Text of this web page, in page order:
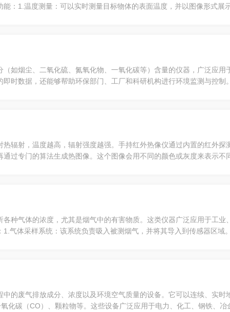
：1.温度测量：可以实时测量目标物体的表面温度，并以图像形式展
如烟尘、二氧化硫、氮氧化物、一氧化碳等）含量的仪器，广泛应用
时数据，还能够帮助环保部门、工厂和科研机构进行环境监测与控
辐射，温度越高，辐射强度越强。手持红外热像仪通过内置的红外
过专门的算法生成热图像。这个图像会用不同的颜色或灰度来表示
种气体的浓度，尤其是烟气中的有害物质。这类仪器广泛应用于工
气体采样系统：该系统负责吸入被测烟气，并将其导入到传感器区域
的废气排放成分、浓度以及环境空气质量的设备。它可以连续、实
氧化碳（CO）、颗粒物等。这些设备广泛应用于电力、化工、钢铁、